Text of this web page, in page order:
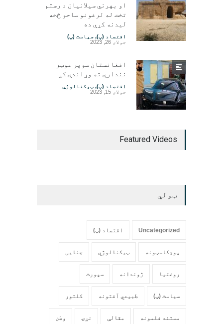
او بهرني سیلانیان د رستم
تخت له لرغونو ساحو څخه
لیدنه کړې ده
اقتصاد (پ), سیاست (پ)
جولای 26, 2023
افغانستان سوپر موټر
نندارې ته وړاندې کړ
اقتصاد (پ), ټیکنالوژي
جولای 15, 2023
Featured Videos
ټولي
Uncategorized اقتصاد (پ)
پوډکاسټونه ټیکنالوژي جنایی
روغتیا ژوندانه سپورت
سیاست (پ) طبیعي آفتونه کلتور
مستند فلمونه مقالې نړۍ وطن